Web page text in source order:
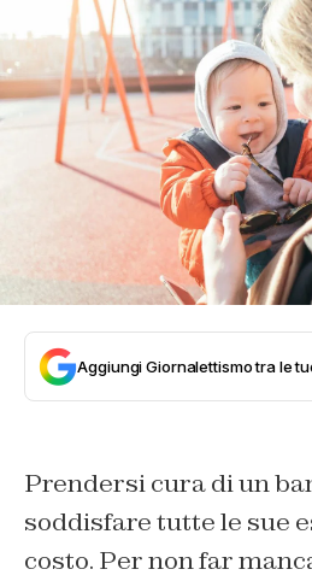
Aggiungi Giornalettismo tra le
Prendersi cura di un
soddisfare tutte le sue
costo. Per non far